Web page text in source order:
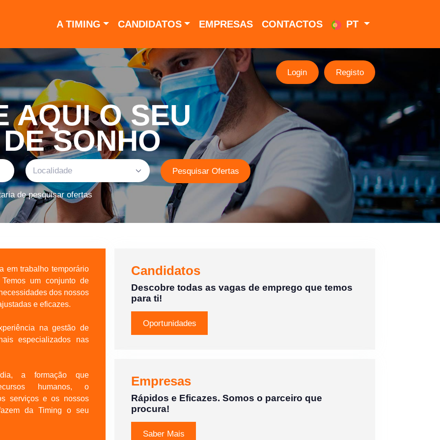
A TIMING CANDIDATOS EMPRESAS CONTACTOS PT
Registo
Login
AQUI O SEU
SONHO
Localidade Pesquisar Ofertas
de pesquisar ofertas
em trabalho temporário
um conjunto de
dos nossos
e eficazes.
na gestão de
especializados nas
a formação que
humanos, o
serviços e os nossos
da Timing o seu
Candidatos
Descobre todas as vagas de emprego que temos
para ti!
Oportunidades
Empresas
Rápidos e Eficazes. Somos o parceiro que
procura!
Saber Mais